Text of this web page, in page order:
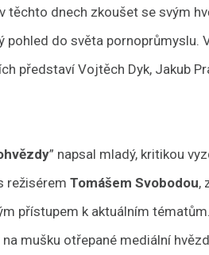
těchto dnech zkoušet se svým
pohled do světa pornoprůmyslu.
představí Vojtěch Dyk, Jakub
” napsal mladý, kritikou
režisérem Tomášem Svobodou,
přístupem k aktuálním
mušku otřepané mediální